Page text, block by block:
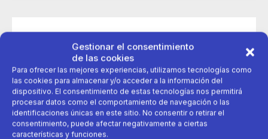
Gestionar el consentimiento
de las cookies
Para ofrecer las mejores experiencias, utilizamos tecnologías como
las cookies para almacenar y/o acceder a la información del
dispositivo. El consentimiento de estas tecnologías nos permitirá
procesar datos como el comportamiento de navegación o las
identificaciones únicas en este sitio. No consentir o retirar el
consentimiento, puede afectar negativamente a ciertas
características y funciones.